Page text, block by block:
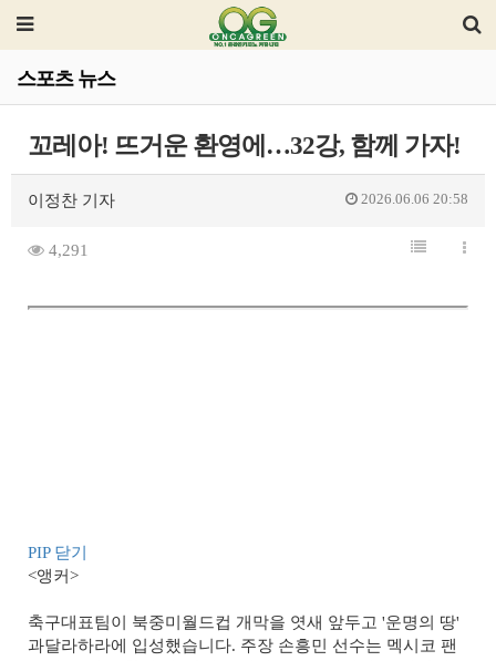
스포츠 뉴스
꼬레아! 뜨거운 환영에…32강, 함께 가자!
이정찬 기자 2026.06.06 20:58
4,291
PIP 닫기
<앵커>
축구대표팀이 북중미월드컵 개막을 엿새 앞두고 '운명의 땅'
과달라하라에 입성했습니다. 주장 손흥민 선수는 멕시코 팬